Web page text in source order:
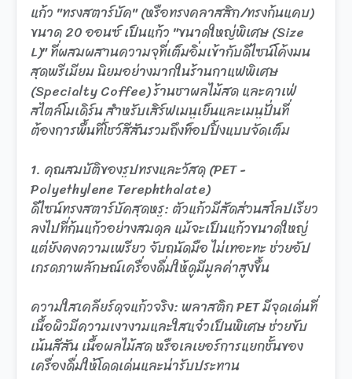
แก้ว "ทรงสตาร์บัค" (หรือทรงคลาสสิก/ทรงก้นแคบ)
ขนาด 20 ออนซ์ เป็นแก้ว "ขนาดใหญ่พิเศษ (Size
L)" ที่ผสมผสานความจุที่เต็มอิ่มเข้ากับดีไซน์โค้งมน
สุดพรีเมียม นิยมอย่างมากในร้านกาแฟพิเศษ
(Specialty Coffee) ร้านชาผลไม้สด และคาเฟ่
สไตล์โมเดิร์น สำหรับเสิร์ฟเมนูเย็นและเมนูปั่นที่
ต้องการพื้นที่โชว์สีสันรวมถึงท็อปปิ้งแบบจัดเต็ม
1. คุณสมบัติของรูปทรงและวัสดุ (PET -
Polyethylene Terephthalate)
ดีไซน์ทรงสตาร์บัคสุดหรู: ตัวแก้วมีสัดส่วนสโลปเรียว
ลงไปที่ก้นแก้วอย่างสมดุล แม้จะเป็นแก้วขนาดใหญ่
แต่ยังคงความเพรียว จับถนัดมือ ไม่เทอะทะ ช่วยอัป
เกรดภาพลักษณ์เครื่องดื่มให้ดูมีมูลค่าสูงขึ้น
ความใสเคลียร์ดุจแก้วจริง: พลาสติก PET มีจุดเด่นที่
เนื้อผิวมีความเงางามและใสแจ๋วเป็นพิเศษ ช่วยขับ
เน้นสีสัน เนื้อผลไม้สด หรือเลเยอร์การแยกชั้นของ
เครื่องดื่มให้โดดเด่นและน่ารับประทาน